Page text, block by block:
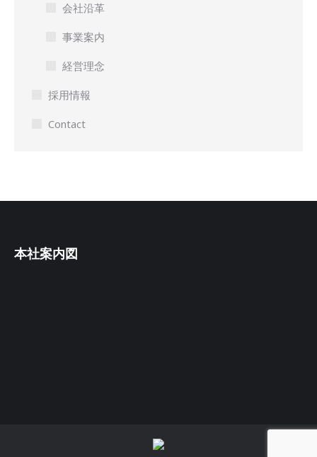
会社沿革
事業案内
経営理念
採用情報
Contact
本社案内図